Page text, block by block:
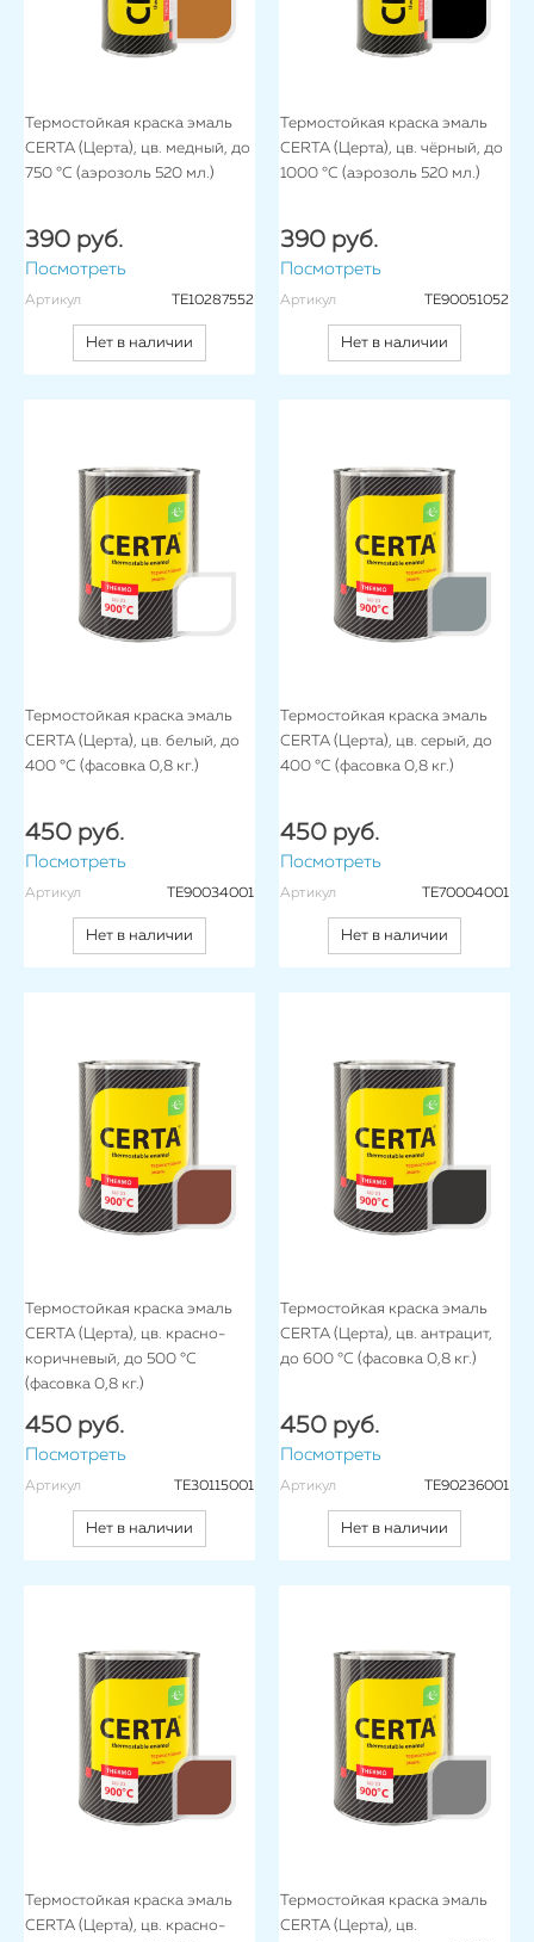
Термостойкая краска эмаль
CERTA (Церта), цв. медный, до
750 °C (аэрозоль 520 мл.)
390 руб.
Посмотреть
Артикул TE10287552
Нет в наличии
Термостойкая краска эмаль
CERTA (Церта), цв. чёрный, до
1000 °C (аэрозоль 520 мл.)
390 руб.
Посмотреть
Артикул TE90051052
Нет в наличии
Термостойкая краска эмаль
CERTA (Церта), цв. белый, до
400 °C (фасовка 0,8 кг.)
450 руб.
Посмотреть
Артикул TE90034001
Нет в наличии
Термостойкая краска эмаль
CERTA (Церта), цв. серый, до
400 °C (фасовка 0,8 кг.)
450 руб.
Посмотреть
Артикул TE70004001
Нет в наличии
Термостойкая краска эмаль
CERTA (Церта), цв. красно-
коричневый, до 500 °C
(фасовка 0,8 кг.)
450 руб.
Посмотреть
Артикул TE30115001
Нет в наличии
Термостойкая краска эмаль
CERTA (Церта), цв. антрацит,
до 600 °C (фасовка 0,8 кг.)
450 руб.
Посмотреть
Артикул TE90236001
Нет в наличии
Термостойкая краска эмаль
CERTA (Церта), цв. красно-
Термостойкая краска эмаль
CERTA (Церта), цв.